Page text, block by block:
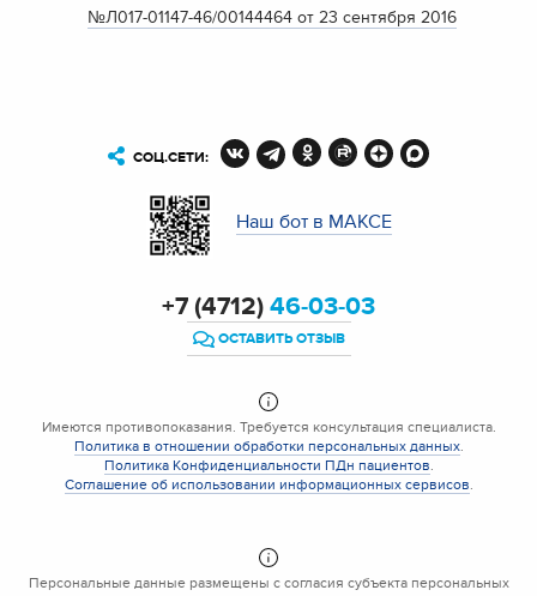
№Л017-01147-46/00144464 от 23 сентября 2016
СОЦ.СЕТИ:
Наш бот в МАКСЕ
+7 (4712)46-03-03
ОСТАВИТЬ ОТЗЫВ
Имеются противопоказания. Требуется консультация специалиста.
Политика в отношении обработки персональных данных.
Политика Конфиденциальности ПДн пациентов.
Соглашение об использовании информационных сервисов.
Персональные данные размещены с согласия субъекта персональных